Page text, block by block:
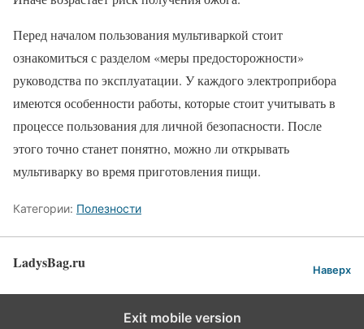
Перед началом пользования мультиваркой стоит
ознакомиться с разделом «меры предосторожности»
руководства по эксплуатации. У каждого электроприбора
имеются особенности работы, которые стоит учитывать в
процессе пользования для личной безопасности. После
этого точно станет понятно, можно ли открывать
мультиварку во время приготовления пищи.
Категории: Полезности
LadysBag.ru Наверх
Exit mobile version